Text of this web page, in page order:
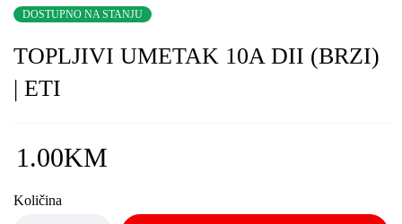
DOSTUPNO NA STANJU
TOPLJIVI UMETAK 10A DII (BRZI)
| ETI
1.00KM
Količina